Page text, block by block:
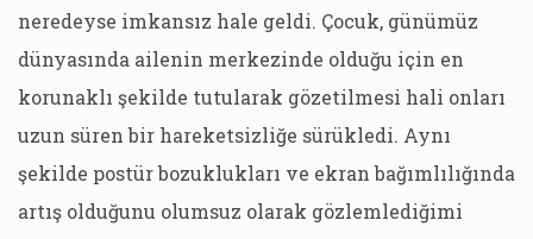
neredeyse imkansız hale geldi. Çocuk, günümüz
dünyasında ailenin merkezinde olduğu için en
korunaklı şekilde tutularak gözetilmesi hali onları
uzun süren bir hareketsizliğe sürükledi. Aynı
şekilde postür bozuklukları ve ekran bağımlılığında
artış olduğunu olumsuz olarak gözlemlediğimi